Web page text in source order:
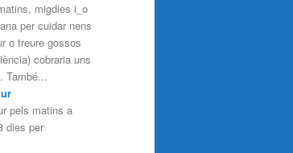
migdies i_o
per cuidar nens
o treure gossos
cobraria uns
També...
pels matins a
dies per